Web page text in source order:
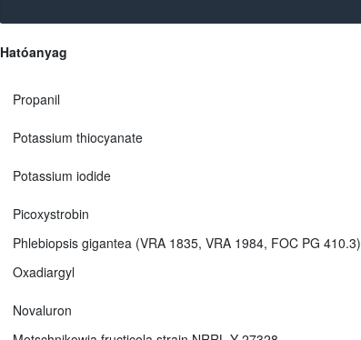
Hatóanyag
Propanil
Potassium thiocyanate
Potassium iodide
Picoxystrobin
Phlebiopsis gigantea (VRA 1835, VRA 1984, FOC PG 410.3)
Oxadiargyl
Novaluron